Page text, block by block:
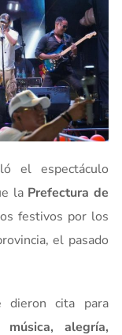
el espectáculo
la Prefectura de
festivos por los
el pasado
dieron cita para
alegría,